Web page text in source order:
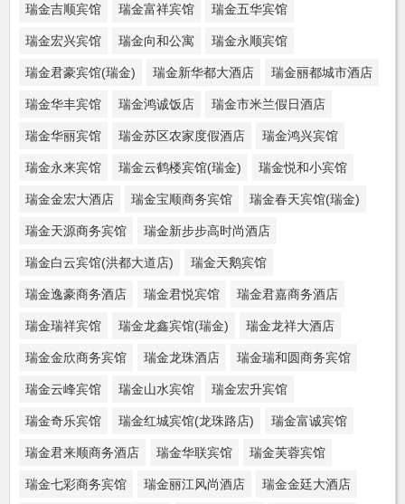
瑞金吉顺宾馆 瑞金富祥宾馆 瑞金五华宾馆
瑞金宏兴宾馆 瑞金向和公寓 瑞金永顺宾馆
瑞金君豪宾馆(瑞金) 瑞金新华都大酒店 瑞金丽都城市酒店
瑞金华丰宾馆 瑞金鸿诚饭店 瑞金市米兰假日酒店
瑞金华丽宾馆 瑞金苏区农家度假酒店 瑞金鸿兴宾馆
瑞金永来宾馆 瑞金云鹤楼宾馆(瑞金) 瑞金悦和小宾馆
瑞金金宏大酒店 瑞金宝顺商务宾馆 瑞金春天宾馆(瑞金)
瑞金天源商务宾馆 瑞金新步步高时尚酒店
瑞金白云宾馆(洪都大道店) 瑞金天鹅宾馆
瑞金逸豪商务酒店 瑞金君悦宾馆 瑞金君嘉商务酒店
瑞金瑞祥宾馆 瑞金龙鑫宾馆(瑞金) 瑞金龙祥大酒店
瑞金金欣商务宾馆 瑞金龙珠酒店 瑞金瑞和圆商务宾馆
瑞金云峰宾馆 瑞金山水宾馆 瑞金宏升宾馆
瑞金奇乐宾馆 瑞金红城宾馆(龙珠路店) 瑞金富诚宾馆
瑞金君来顺商务酒店 瑞金华联宾馆 瑞金芙蓉宾馆
瑞金七彩商务宾馆 瑞金丽江风尚酒店 瑞金金廷大酒店